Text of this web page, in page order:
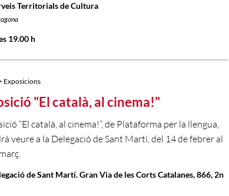
Territorials de Cultura
19.00 h
Exposicions
"El català, al cinema!"
“El català, al cinema!”, de Plataforma per la llengua,
veure a la Delegació de Sant Martí, del 14 de febrer al
de Sant Martí. Gran Via de les Corts Catalanes, 866, 2n